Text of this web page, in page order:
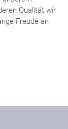
Qualität wir
Freude an